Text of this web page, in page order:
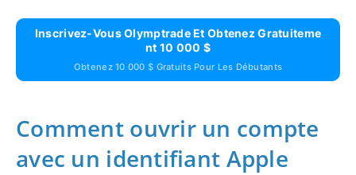
Inscrivez-Vous Olymptrade Et Obtenez Gratuiteme
Nt 10 000 $
Obtenez 10 000 $ Gratuits Pour Les Débutants
Comment ouvrir un compte
avec un identifiant Apple